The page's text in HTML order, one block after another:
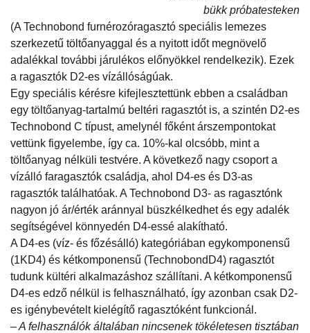
bükk próbatesteken
(A Technobond furnérozóragasztó speciális lemezes
szerkezetű töltőanyaggal és a nyitott időt megnövelő
adalékkal további járulékos előnyökkel rendelkezik). Ezek
a ragasztók D2-es vízállóságúak.
Egy speciális kérésre kifejlesztettünk ebben a családban
egy töltőanyag-tartalmú beltéri ragasztót is, a szintén D2-es
Technobond C típust, amelynél főként árszempontokat
vettünk figyelembe, így ca. 10%-kal olcsóbb, mint a
töltőanyag nélküli testvére. A következő nagy csoport a
vízálló faragasztók családja, ahol D4-es és D3-as
ragasztók találhatóak. A Technobond D3- as ragasztónk
nagyon jó ár/érték aránnyal büszkélkedhet és egy adalék
segítségével könnyedén D4-essé alakítható.
A D4-es (víz- és főzésálló) kategóriában egykomponensű
(1KD4) és kétkomponensű (TechnobondD4) ragasztót
tudunk kültéri alkalmazáshoz szállítani. A kétkomponensű
D4-es edző nélkül is felhasználható, így azonban csak D2-
es igénybevételt kielégítő ragasztóként funkcionál.
– A felhasználók általában nincsenek tökéletesen tisztában